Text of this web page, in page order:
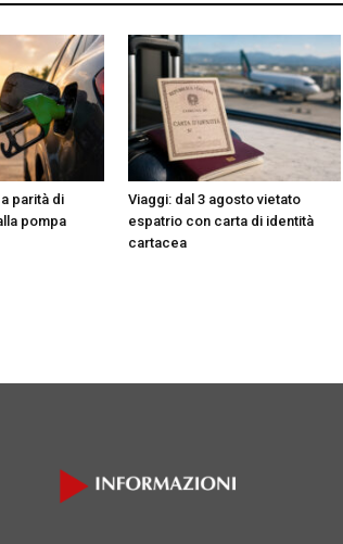
parità di
pompa
Viaggi: dal 3 agosto vietato
espatrio con carta di identità
cartacea